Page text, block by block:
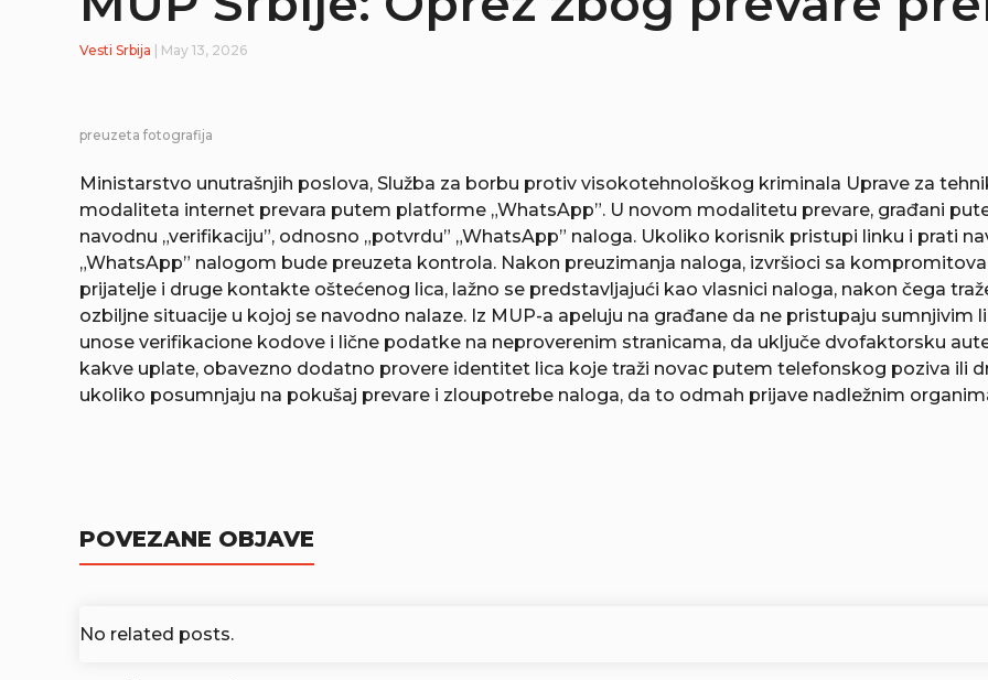
Vesti Srbija | May 13, 2026
preuzeta fotografija
Ministarstvo unutrašnjih poslova, Služba za borbu protiv visokotehnološkog kriminala Uprave za
modaliteta internet prevara putem platforme „WhatsApp”. U novom modalitetu prevare, građani
navodnu „verifikaciju”, odnosno „potvrdu” „WhatsApp” naloga. Ukoliko korisnik pristupi linku i prati
„WhatsApp” nalogom bude preuzeta kontrola. Nakon preuzimanja naloga, izvršioci sa
prijatelje i druge kontakte oštećenog lica, lažno se predstavljajući kao vlasnici naloga, nakon čega
ozbiljne situacije u kojoj se navodno nalaze. Iz MUP-a apeluju na građane da ne pristupaju
unose verifikacione kodove i lične podatke na neproverenim stranicama, da uključe dvofaktorsku
kakve uplate, obavezno dodatno provere identitet lica koje traži novac putem telefonskog poziva ili
ukoliko posumnjaju na pokušaj prevare i zloupotrebe naloga, da to odmah prijave nadležnim
POVEZANE OBJAVE
No related posts.